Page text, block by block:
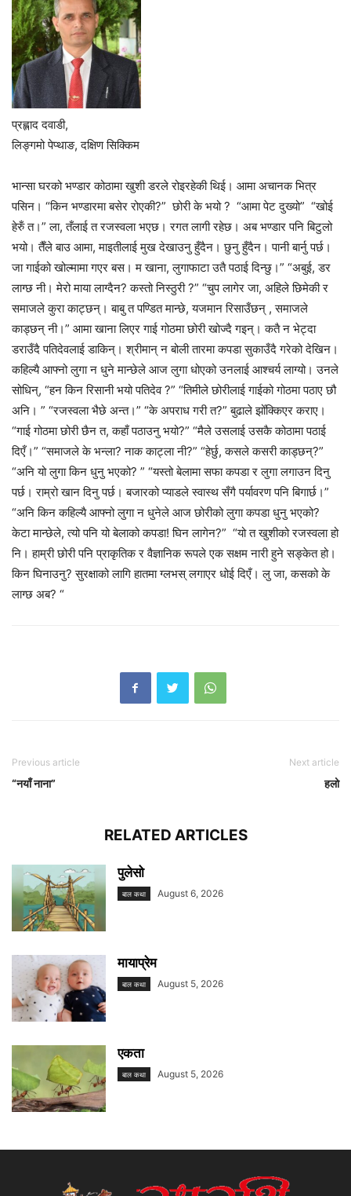
प्रह्लाद दवाडी,
लिङ्गमो पेप्थाङ, दक्षिण सिक्किम
भान्सा घरको भण्डार कोठामा खुशी डरले रोइरहेकी थिई। आमा अचानक भित्र
पसिन। “किन भण्डारमा बसेर रोएकी?” छोरी के भयो ? “आमा पेट दुख्यो” “खोई
हेरुँ त।” ला, तँलाई त रजस्वला भएछ। रगत लागी रहेछ। अब भण्डार पनि बिटुलो
भयो। तैँले बाउ आमा, माइतीलाई मुख देखाउनु हुँदैन। छुनु हुँदैन। पानी बार्नु पर्छ।
जा गाईको खोल्मामा गएर बस। म खाना, लुगाफाटा उतै पठाई दिन्छु।” “अबुई, डर
लाग्छ नी। मेरो माया लाग्दैन? कस्तो निस्ठुरी ?” “चुप लागेर जा, अहिले छिमेकी र
समाजले कुरा काट्छन्। बाबु त पण्डित मान्छे, यजमान रिसाउँछन् , समाजले
काड्छन् नी।” आमा खाना लिएर गाई गोठमा छोरी खोज्दै गइन्। कतै न भेट्दा
डराउँदै पतिदेवलाई डाकिन्। श्रीमान् न बोली तारमा कपडा सुकाउँदै गरेको देखिन।
कहिल्यै आफ्नो लुगा न धुने मान्छेले आज लुगा धोएको उनलाई आश्चर्य लाग्यो। उनले
सोधिन्, “हन किन रिसानी भयो पतिदेव ?” “तिमीले छोरीलाई गाईको गोठमा पठाए छौ
अनि। ” “रजस्वला भैछे अन्त।” “के अपराध गरी त?” बुढाले झोँक्किएर कराए।
“गाई गोठमा छोरी छैन त, कहाँ पठाउनु भयो?” “मैले उसलाई उसकै कोठामा पठाई
दिएँ।” “समाजले के भन्ला? नाक काट्ला नी?” “हेर्छु, कसले कसरी काड्छन्?”
“अनि यो लुगा किन धुनु भएको? ” “यस्तो बेलामा सफा कपडा र लुगा लगाउन दिनु
पर्छ। राम्रो खान दिनु पर्छ। बजारको प्याडले स्वास्थ सँगै पर्यावरण पनि बिगार्छ।”
“अनि किन कहिल्यै आफ्नो लुगा न धुनेले आज छोरीको लुगा कपडा धुनु भएको?
केटा मान्छेले, त्यो पनि यो बेलाको कपडा! घिन लागेन?” “यो त खुशीको रजस्वला हो
नि। हाम्री छोरी पनि प्राकृतिक र वैज्ञानिक रूपले एक सक्षम नारी हुने सङ्केत हो।
किन घिनाउनु? सुरक्षाको लागि हातमा ग्लभस् लगाएर धोई दिएँ। लु जा, कसको के
लाग्छ अब? “
Previous article
“नयाँ नाना”
Next article
हलो
RELATED ARTICLES
पुलेसो
बाल कथा August 6, 2026
मायाप्रेम
बाल कथा August 5, 2026
एकता
बाल कथा August 5, 2026